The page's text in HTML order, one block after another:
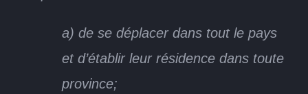
a) de se déplacer dans tout le pays
et d’établir leur résidence dans toute
province;